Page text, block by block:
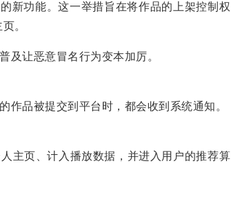
的新功能。这一举措旨在将作品的上架控制权
。
及让恶意冒名行为变本加厉。
作品被提交到平台时，都会收到系统通知。
主页、计入播放数据，并进入用户的推荐算